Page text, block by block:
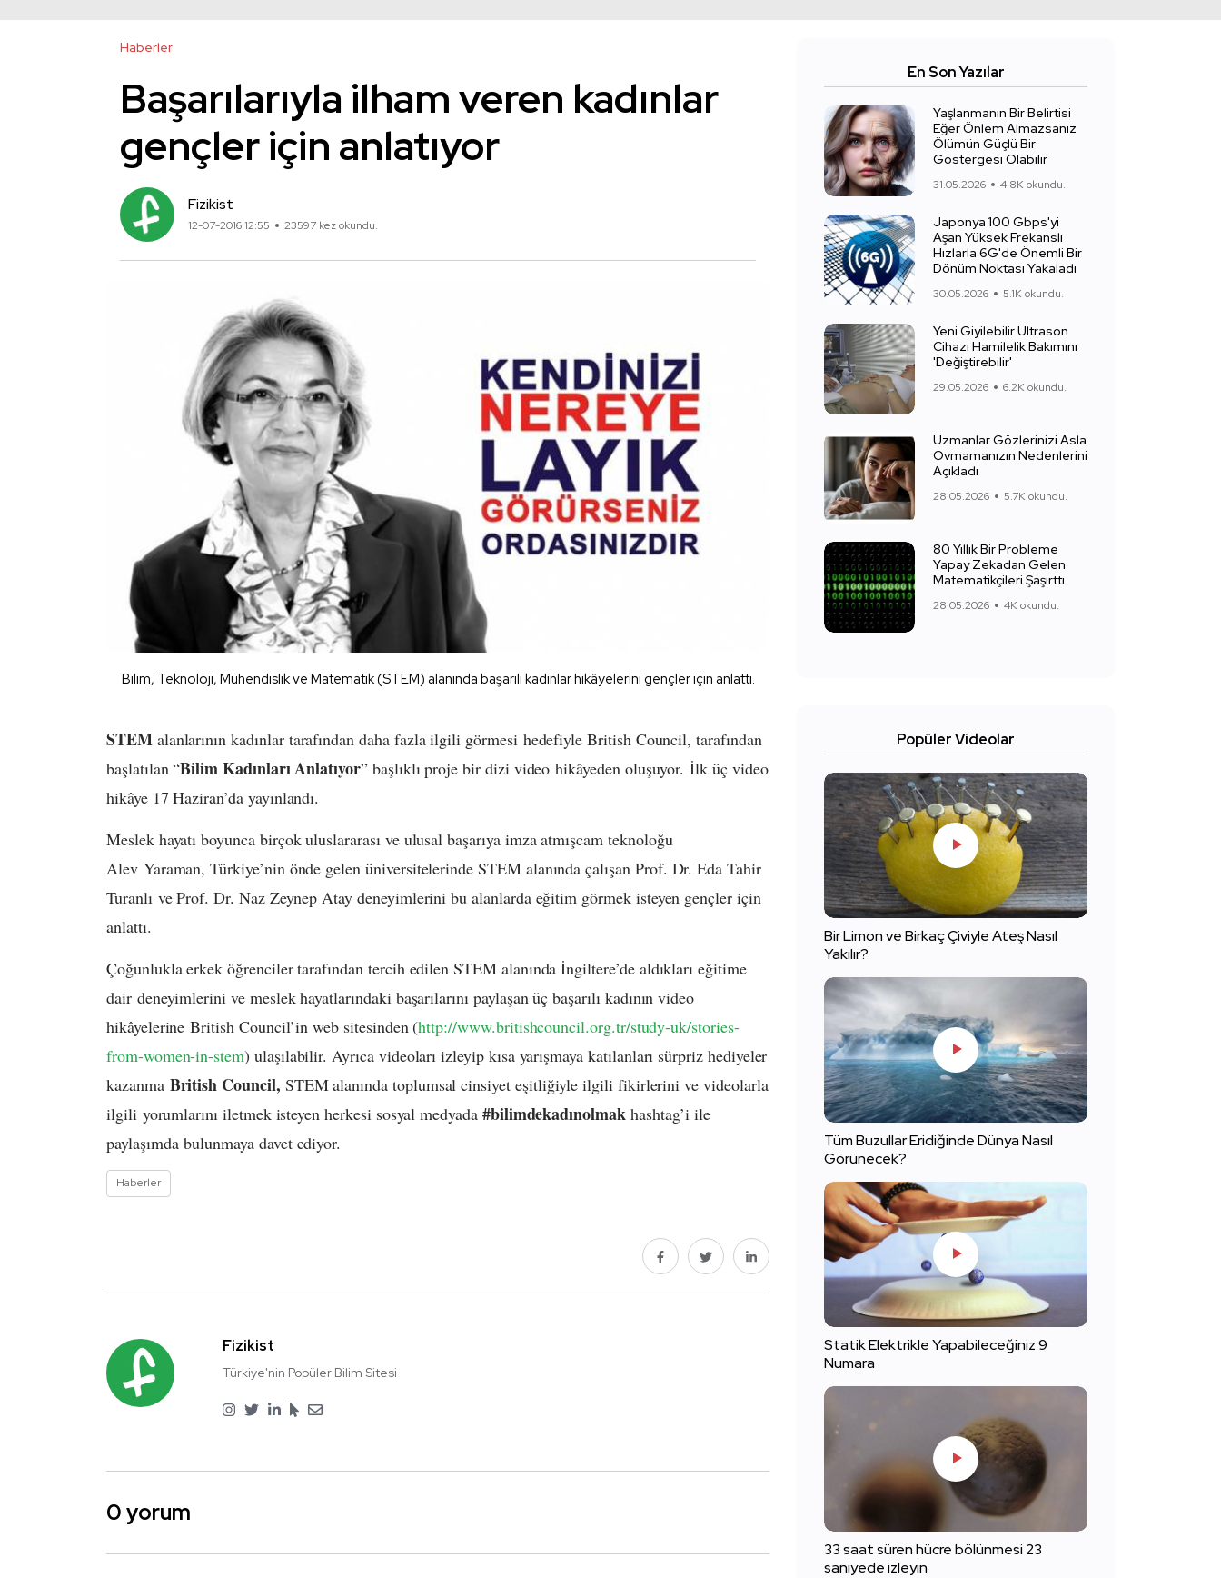
Haberler
Başarılarıyla ilham veren kadınlar
gençler için anlatıyor
Fizikist
12-07-2016 12:55 23597 kez okundu.
Bilim, Teknoloji, Mühendislik ve Matematik (STEM) alanında başarılı kadınlar hikâyelerini gençler için anlattı.
STEMalanlarının kadınlar tarafından daha fazla ilgili görmesi hedefiyle British Council, tarafından
başlatılan “Bilim Kadınları Anlatıyor” başlıklı proje bir dizi video hikâyeden oluşuyor. İlk üç video
hikâye 17 Haziran’da yayınlandı.
Meslek hayatı boyunca birçok uluslararası ve ulusal başarıya imza atmışcam teknoloğu
Alev Yaraman, Türkiye’nin önde gelen üniversitelerinde STEM alanında çalışan Prof. Dr. Eda Tahir
Turanlı ve Prof. Dr. Naz Zeynep Atay deneyimlerini bu alanlarda eğitim görmek isteyen gençler için
anlattı.
Çoğunlukla erkek öğrenciler tarafından tercih edilen STEM alanında İngiltere’de aldıkları eğitime
dair deneyimlerini ve meslek hayatlarındaki başarılarını paylaşan üç başarılı kadının video
hikâyelerine British Council’in web sitesinden (http://www.britishcouncil.org.tr/study-uk/stories-
from-women-in-stem) ulaşılabilir. Ayrıca videoları izleyip kısa yarışmaya katılanları sürpriz hediyeler
kazanma British Council, STEM alanında toplumsal cinsiyet eşitliğiyle ilgili fikirlerini ve videolarla
ilgili yorumlarını iletmek isteyen herkesi sosyal medyada #bilimdekadınolmakhashtag’i ile
paylaşımda bulunmaya davet ediyor.
Haberler
Fizikist
Türkiye'nin Popüler Bilim Sitesi
0 yorum
En Son Yazılar
Yaşlanmanın Bir Belirtisi
Eğer Önlem Almazsanız
Ölümün Güçlü Bir
Göstergesi Olabilir
31.05.2026 4.8K okundu.
Japonya 100 Gbps'yi
Aşan Yüksek Frekanslı
Hızlarla 6G'de Önemli Bir
Dönüm Noktası Yakaladı
30.05.2026 5.1K okundu.
Yeni Giyilebilir Ultrason
Cihazı Hamilelik Bakımını
'Değiştirebilir'
29.05.2026 6.2K okundu.
Uzmanlar Gözlerinizi Asla
Ovmamanızın Nedenlerini
Açıkladı
28.05.2026 5.7K okundu.
80 Yıllık Bir Probleme
Yapay Zekadan Gelen
Matematikçileri Şaşırttı
28.05.2026 4K okundu.
Popüler Videolar
Bir Limon ve Birkaç Çiviyle Ateş Nasıl
Yakılır?
Tüm Buzullar Eridiğinde Dünya Nasıl
Görünecek?
Statik Elektrikle Yapabileceğiniz 9
Numara
33 saat süren hücre bölünmesi 23
saniyede izleyin